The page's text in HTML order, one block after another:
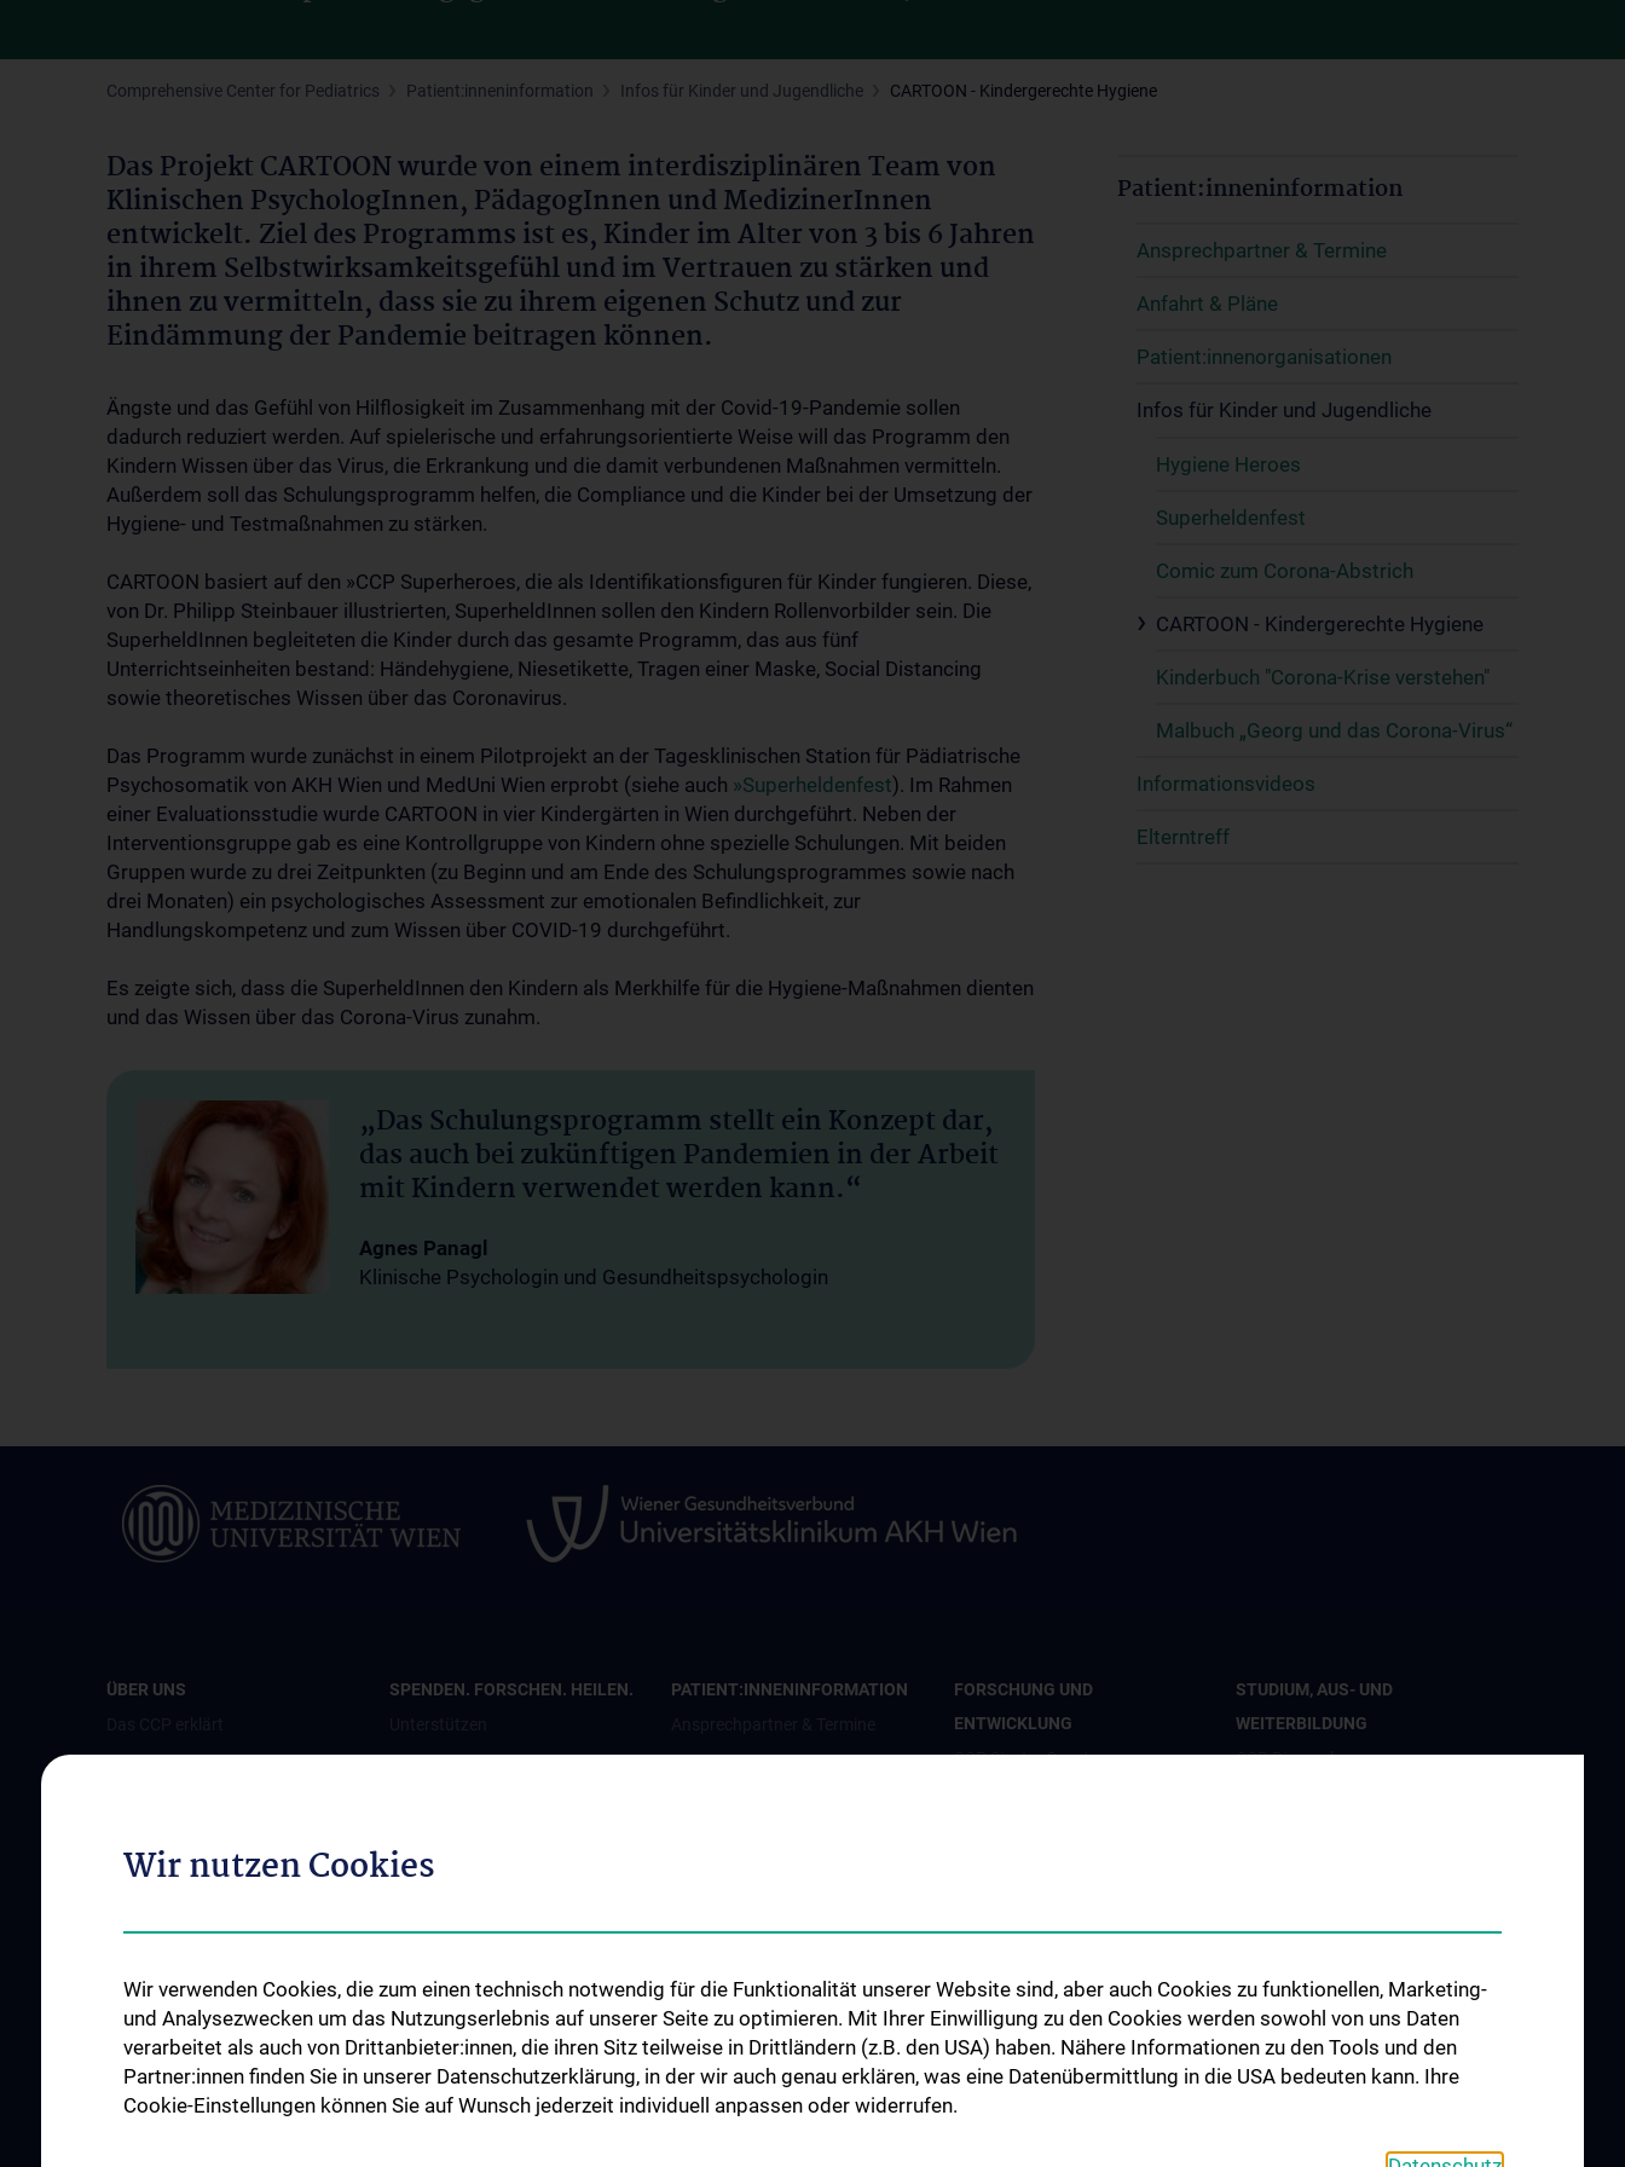
Comprehensive Center for Pediatrics Patient:inneninformation Infos für Kinder und Jugendliche CARTOON - Kindergerechte Hygiene
Das Projekt CARTOON wurde von einem interdisziplinären Team von
Klinischen PsychologInnen, PädagogInnen und MedizinerInnen
entwickelt. Ziel des Programms ist es, Kinder im Alter von 3 bis 6 Jahren
in ihrem Selbstwirksamkeitsgefühl und im Vertrauen zu stärken und
ihnen zu vermitteln, dass sie zu ihrem eigenen Schutz und zur
Eindämmung der Pandemie beitragen können.
Ängste und das Gefühl von Hilflosigkeit im Zusammenhang mit der Covid-19-Pandemie sollen
dadurch reduziert werden. Auf spielerische und erfahrungsorientierte Weise will das Programm den
Kindern Wissen über das Virus, die Erkrankung und die damit verbundenen Maßnahmen vermitteln.
Außerdem soll das Schulungsprogramm helfen, die Compliance und die Kinder bei der Umsetzung der
Hygiene- und Testmaßnahmen zu stärken.
CARTOON basiert auf den »CCP Superheroes, die als Identifikationsfiguren für Kinder fungieren. Diese,
von Dr. Philipp Steinbauer illustrierten, SuperheldInnen sollen den Kindern Rollenvorbilder sein. Die
SuperheldInnen begleiteten die Kinder durch das gesamte Programm, das aus fünf
Unterrichtseinheiten bestand: Händehygiene, Niesetikette, Tragen einer Maske, Social Distancing
sowie theoretisches Wissen über das Coronavirus.
Das Programm wurde zunächst in einem Pilotprojekt an der Tagesklinischen Station für Pädiatrische
Psychosomatik von AKH Wien und MedUni Wien erprobt (siehe auch »Superheldenfest). Im Rahmen
einer Evaluationsstudie wurde CARTOON in vier Kindergärten in Wien durchgeführt. Neben der
Interventionsgruppe gab es eine Kontrollgruppe von Kindern ohne spezielle Schulungen. Mit beiden
Gruppen wurde zu drei Zeitpunkten (zu Beginn und am Ende des Schulungsprogrammes sowie nach
drei Monaten) ein psychologisches Assessment zur emotionalen Befindlichkeit, zur
Handlungskompetenz und zum Wissen über COVID-19 durchgeführt.
Es zeigte sich, dass die SuperheldInnen den Kindern als Merkhilfe für die Hygiene-Maßnahmen dienten
und das Wissen über das Corona-Virus zunahm.
„Das Schulungsprogramm stellt ein Konzept dar,
das auch bei zukünftigen Pandemien in der Arbeit
mit Kindern verwendet werden kann.“
Agnes Panagl
Klinische Psychologin und Gesundheitspsychologin
Patient:inneninformation
Ansprechpartner & Termine
Anfahrt & Pläne
Patient:innenorganisationen
Infos für Kinder und Jugendliche
Hygiene Heroes
Superheldenfest
Comic zum Corona-Abstrich
CARTOON - Kindergerechte Hygiene
Kinderbuch "Corona-Krise verstehen"
Malbuch „Georg und das Corona-Virus“
Informationsvideos
Elterntreff
ÜBER UNS
Perinatalzentrum
Presse
SPENDEN. FORSCHEN. HEILEN.
PATIENT:INNENINFORMATION
FORSCHUNG UND
ENTWICKLUNG
CCP Starter Grant
CCP Researcher
CCP Boards
PPIE - Patient and Public
Involvement and Engagement
STUDIUM, AUS- UND
WEITERBILDUNG
CCP Ringvorlesung
Transfusionsmedizin
Jugendpsychiatrie
Wir nutzen Cookies
Wir verwenden Cookies, die zum einen technisch notwendig für die Funktionalität unserer Website sind, aber auch Cookies zu funktionellen, Marketing-
und Analysezwecken um das Nutzungserlebnis auf unserer Seite zu optimieren. Mit Ihrer Einwilligung zu den Cookies werden sowohl von uns Daten
verarbeitet als auch von Drittanbieter:innen, die ihren Sitz teilweise in Drittländern (z.B. den USA) haben. Nähere Informationen zu den Tools und den
Partner:innen finden Sie in unserer Datenschutzerklärung, in der wir auch genau erklären, was eine Datenübermittlung in die USA bedeuten kann. Ihre
Cookie-Einstellungen können Sie auf Wunsch jederzeit individuell anpassen oder widerrufen.